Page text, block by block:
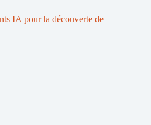
IA pour la découverte de